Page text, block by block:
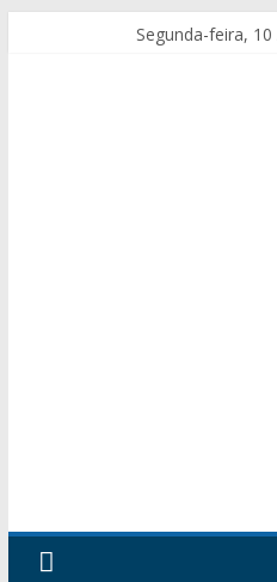
Segunda-feira,